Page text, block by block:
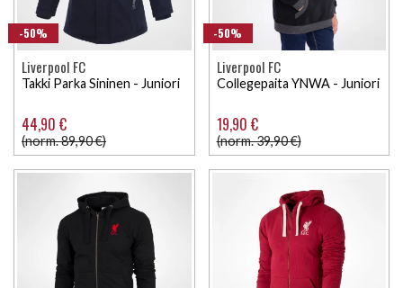
-50%
Liverpool FC
Takki Parka Sininen - Juniori
44,90 €
(norm. 89,90 €)
-50%
Liverpool FC
Collegepaita YNWA - Juniori
19,90 €
(norm. 39,90 €)